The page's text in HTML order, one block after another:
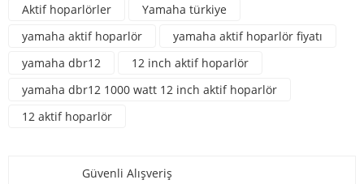
Aktif hoparlörler
Yamaha türkiye
yamaha aktif hoparlör
yamaha aktif hoparlör fiyatı
yamaha dbr12
12 inch aktif hoparlör
yamaha dbr12 1000 watt 12 inch aktif hoparlör
12 aktif hoparlör
Güvenli Alışveriş